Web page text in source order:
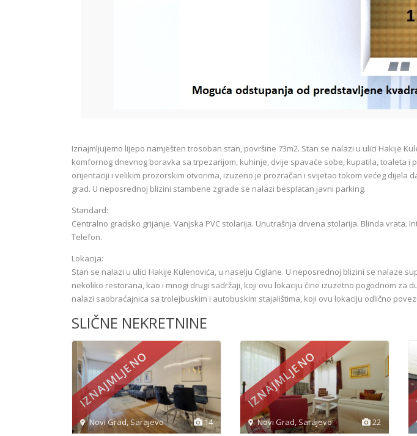
Iznajmljujemo lijepo namješten trosoban stan, površine 73m2. Stan se nalazi u ulici Hakije
komfornog dnevnog boravka sa trpezarijom, kuhinje, dvije spavaće sobe, kupatila, toaleta i
orijentaciji i velikim prozorskim otvorima, izuzeno je prozračan i svijetao tokom većeg dijela
grad. U neposrednoj blizini stambene zgrade se nalazi besplatan javni parking.
Standard:
Centralno gradsko grijanje. Vanjska PVC stolarija. Unutrašnja drvena stolarija. Blinda vrata.
Telefon.
Lokacija:
Stan se nalazi u ulici Hakije Kulenovića, u naselju Ciglane. U neposrednoj blizini se nalaze
nekoliko restorana, kao i mnogi drugi sadržaji, koji ovu lokaciju čine izuzetno pogodnom za
nalazi saobraćajnica sa trolejbuskim i autobuskim stajalištima, koji ovu lokaciju odlično
SLIČNE NEKRETNINE
14
Novi Grad, Sarajevo
IZNAJMLJENO
22
Novi Grad, Sarajevo
IZNAJMLJENO